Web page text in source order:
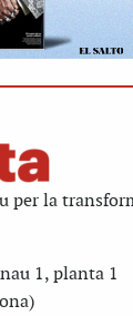
per la
1, planta 1